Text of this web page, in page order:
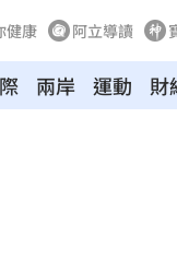
健康 阿立導讀
兩岸 運動 財